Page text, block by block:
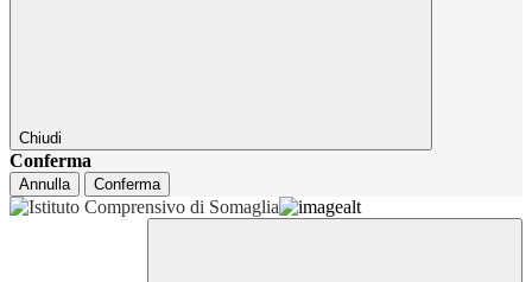
Chiudi
Conferma
Annulla Conferma